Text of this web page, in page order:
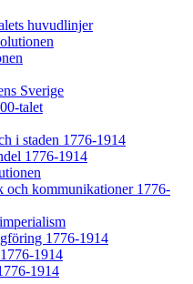
huvudlinjer
Sverige
talet
i staden 1776-1914
1776-1914
och kommunikationer 1776-
1776-1914
1914
1914